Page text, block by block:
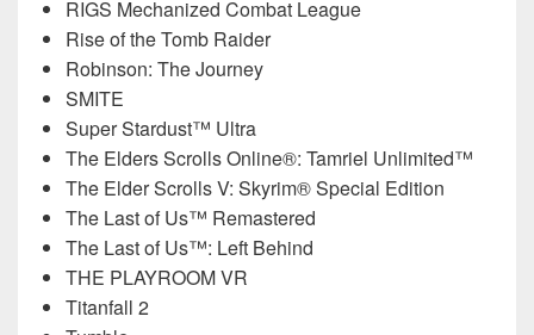
RIGS Mechanized Combat League
Rise of the Tomb Raider
Robinson: The Journey
SMITE
Super Stardust™ Ultra
The Elders Scrolls Online®: Tamriel Unlimited™
The Elder Scrolls V: Skyrim® Special Edition
The Last of Us™ Remastered
The Last of Us™: Left Behind
THE PLAYROOM VR
Titanfall 2